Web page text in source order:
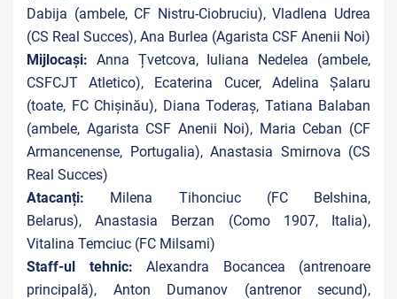
Dabija (ambele, CF Nistru-Ciobruciu), Vladlena Udrea
(CS Real Succes), Ana Burlea (Agarista CSF Anenii Noi)
Mijlocași: Anna Țvetcova, Iuliana Nedelea (ambele,
CSFCJT Atletico), Ecaterina Cucer, Adelina Șalaru
(toate, FC Chișinău), Diana Toderaș, Tatiana Balaban
(ambele, Agarista CSF Anenii Noi), Maria Ceban (CF
Armancenense, Portugalia), Anastasia Smirnova (CS
Real Succes)
Atacanți: Milena Tihonciuc (FC Belshina,
Belarus), Anastasia Berzan (Como 1907, Italia),
Vitalina Temciuc (FC Milsami)
Staff-ul tehnic: Alexandra Bocancea (antrenoare
principală), Anton Dumanov (antrenor secund),